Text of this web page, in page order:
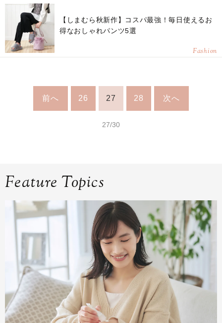
【しまむら秋新作】コスパ最強！毎日使えるお
得なおしゃれパンツ5選
Fashion
前へ 26 27 28 次へ
27/30
Feature Topics